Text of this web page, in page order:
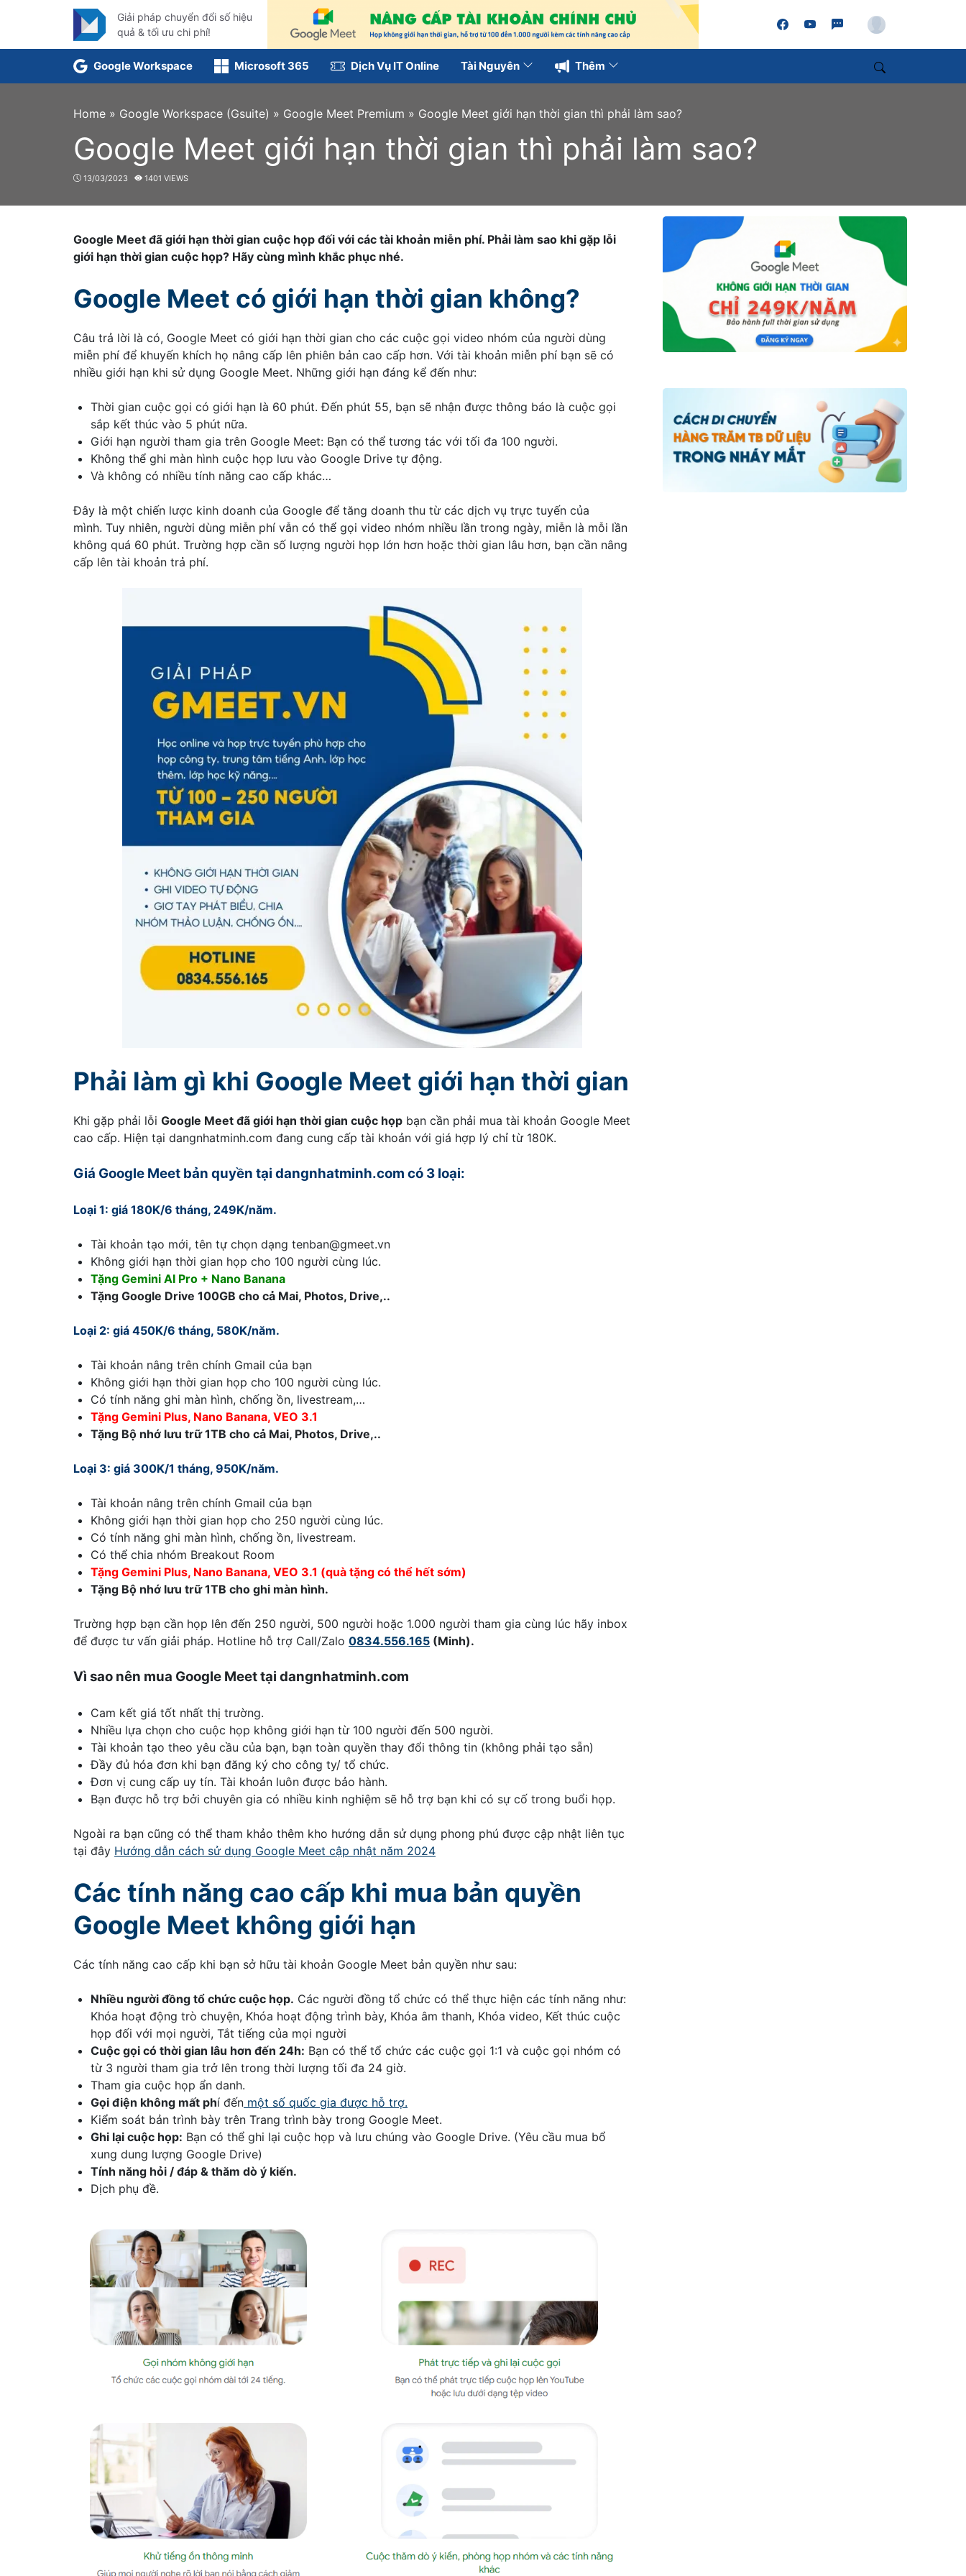
Giải pháp chuyển đổi số hiệu
quả & tối ưu chi phí!
Account
Google Workspace Microsoft 365 Dịch Vụ IT Online Tài Nguyên Thêm Search
Home » Google Workspace (Gsuite) » Google Meet Premium » Google Meet giới hạn thời gian thì phải làm sao?
Google Meet giới hạn thời gian thì phải làm sao?
13/03/2023 1401 VIEWS
Google Meet đã giới hạn thời gian cuộc họp đối với các tài khoản miễn phí. Phải làm sao khi gặp lỗi
giới hạn thời gian cuộc họp? Hãy cùng mình khắc phục nhé.
Google Meet có giới hạn thời gian không?
Câu trả lời là có, Google Meet có giới hạn thời gian cho các cuộc gọi video nhóm của người dùng
miễn phí để khuyến khích họ nâng cấp lên phiên bản cao cấp hơn. Với tài khoản miễn phí bạn sẽ có
nhiều giới hạn khi sử dụng Google Meet. Những giới hạn đáng kể đến như:
Thời gian cuộc gọi có giới hạn là 60 phút. Đến phút 55, bạn sẽ nhận được thông báo là cuộc gọi
sắp kết thúc vào 5 phút nữa.
Giới hạn người tham gia trên Google Meet: Bạn có thể tương tác với tối đa 100 người.
Không thể ghi màn hình cuộc họp lưu vào Google Drive tự động.
Và không có nhiều tính năng cao cấp khác…
Đây là một chiến lược kinh doanh của Google để tăng doanh thu từ các dịch vụ trực tuyến của
mình. Tuy nhiên, người dùng miễn phí vẫn có thể gọi video nhóm nhiều lần trong ngày, miễn là mỗi lần
không quá 60 phút. Trường hợp cần số lượng người họp lớn hơn hoặc thời gian lâu hơn, bạn cần nâng
cấp lên tài khoản trả phí.
Phải làm gì khi Google Meet giới hạn thời gian
Khi gặp phải lỗi Google Meet đã giới hạn thời gian cuộc họp bạn cần phải mua tài khoản Google Meet
cao cấp. Hiện tại dangnhatminh.com đang cung cấp tài khoản với giá hợp lý chỉ từ 180K.
Giá Google Meet bản quyền tại dangnhatminh.com có 3 loại:
Loại 1: giá 180K/6 tháng, 249K/năm.
Tài khoản tạo mới, tên tự chọn dạng tenban@gmeet.vn
Không giới hạn thời gian họp cho 100 người cùng lúc.
Tặng Gemini AI Pro + Nano Banana
Tặng Google Drive 100GB cho cả Mai, Photos, Drive,..
Loại 2: giá 450K/6 tháng, 580K/năm.
Tài khoản nâng trên chính Gmail của bạn
Không giới hạn thời gian họp cho 100 người cùng lúc.
Có tính năng ghi màn hình, chống ồn, livestream,…
Tặng Gemini Plus, Nano Banana, VEO 3.1
Tặng Bộ nhớ lưu trữ 1TB cho cả Mai, Photos, Drive,..
Loại 3: giá 300K/1 tháng, 950K/năm.
Tài khoản nâng trên chính Gmail của bạn
Không giới hạn thời gian họp cho 250 người cùng lúc.
Có tính năng ghi màn hình, chống ồn, livestream.
Có thể chia nhóm Breakout Room
Tặng Gemini Plus, Nano Banana, VEO 3.1 (quà tặng có thể hết sớm)
Tặng Bộ nhớ lưu trữ 1TB cho ghi màn hình.
Trường hợp bạn cần họp lên đến 250 người, 500 người hoặc 1.000 người tham gia cùng lúc hãy inbox
để được tư vấn giải pháp. Hotline hỗ trợ Call/Zalo 0834.556.165 (Minh).
Vì sao nên mua Google Meet tại dangnhatminh.com
Cam kết giá tốt nhất thị trường.
Nhiều lựa chọn cho cuộc họp không giới hạn từ 100 người đến 500 người.
Tài khoản tạo theo yêu cầu của bạn, bạn toàn quyền thay đổi thông tin (không phải tạo sẵn)
Đầy đủ hóa đơn khi bạn đăng ký cho công ty/ tổ chức.
Đơn vị cung cấp uy tín. Tài khoản luôn được bảo hành.
Bạn được hỗ trợ bởi chuyên gia có nhiều kinh nghiệm sẽ hỗ trợ bạn khi có sự cố trong buổi họp.
Ngoài ra bạn cũng có thể tham khảo thêm kho hướng dẫn sử dụng phong phú được cập nhật liên tục
tại đây Hướng dẫn cách sử dụng Google Meet cập nhật năm 2024
Các tính năng cao cấp khi mua bản quyền
Google Meet không giới hạn
Các tính năng cao cấp khi bạn sở hữu tài khoản Google Meet bản quyền như sau:
Nhiều người đồng tổ chức cuộc họp. Các người đồng tổ chức có thể thực hiện các tính năng như:
Khóa hoạt động trò chuyện, Khóa hoạt động trình bày, Khóa âm thanh, Khóa video, Kết thúc cuộc
họp đối với mọi người, Tắt tiếng của mọi người
Cuộc gọi có thời gian lâu hơn đến 24h: Bạn có thể tổ chức các cuộc gọi 1:1 và cuộc gọi nhóm có
từ 3 người tham gia trở lên trong thời lượng tối đa 24 giờ.
Tham gia cuộc họp ẩn danh.
Gọi điện không mất phí đến một số quốc gia được hỗ trợ.
Kiểm soát bản trình bày trên Trang trình bày trong Google Meet.
Ghi lại cuộc họp: Bạn có thể ghi lại cuộc họp và lưu chúng vào Google Drive. (Yêu cầu mua bổ
xung dung lượng Google Drive)
Tính năng hỏi / đáp & thăm dò ý kiến.
Dịch phụ đề.